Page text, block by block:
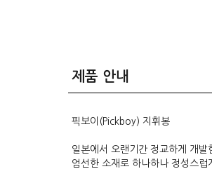
제품 안내
픽보이(Pickboy) 지휘봉
일본에서 오랜기간 정교하게 개발
엄선한 소재로 하나하나 정성스럽